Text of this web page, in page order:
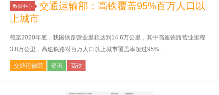
数据中心
交通运输部：高铁覆盖95%百万人口以
上城市
截至2020年底，我国铁路营业里程达到14.6万公里，其中高速铁路营业里程
3.8万公里，高速铁路对百万人口以上城市覆盖率超过95%...
交通运输部 资讯 高铁